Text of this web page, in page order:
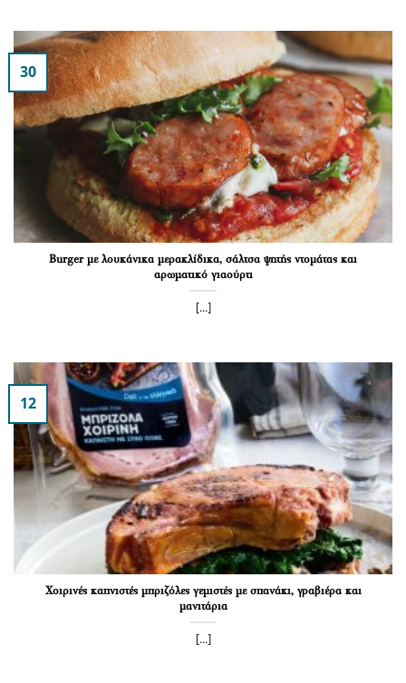
Burger με λουκάνικα μερακλίδικα, σάλτσα ψητής ντομάτας και
αρωματικό γιαούρτι
[...]
30
Χοιρινές καπνιστές μπριζόλες γεμιστές με σπανάκι, γραβιέρα και
μανιτάρια
[...]
12